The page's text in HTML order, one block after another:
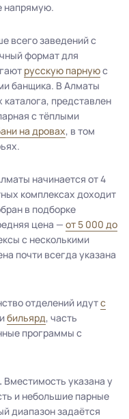
напрямую.
всего заведений с
формат для
русскую парнуюс
банщика. В Алматы
представлен
с тёплыми
на дровах, в том
начинается от 4
комплексах доходит
в подборке
цена — от 5 000 до
с несколькими
почти всегда указана
отделений идутс
ибильярд, часть
программы с
Вместимость указана у
и небольшие парные
диапазон задаётся